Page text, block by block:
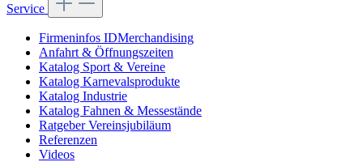
Service
Firmeninfos IDMerchandising
Anfahrt & Öffnungszeiten
Katalog Sport & Vereine
Katalog Karnevalsprodukte
Katalog Industrie
Katalog Fahnen & Messestände
Ratgeber Vereinsjubiläum
Referenzen
Videos